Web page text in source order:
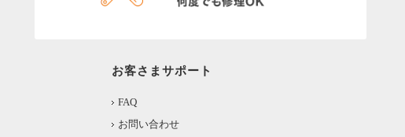
お客さまサポート
FAQ
お問い合わせ